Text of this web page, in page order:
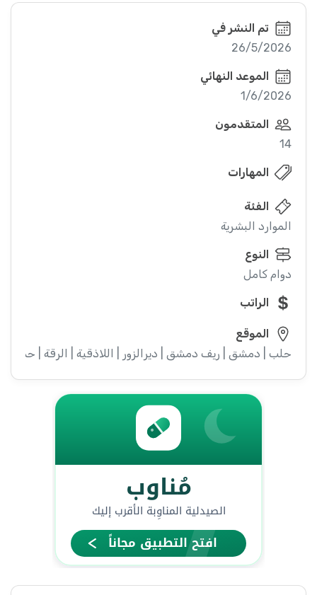
تم النشر في
26/5/2026
الموعد النهائي
1/6/2026
المتقدمون
14
المهارات
الفئة
الموارد البشرية
النوع
دوام كامل
الراتب
الموقع
حلب | دمشق | ريف دمشق | ديرالزور | اللاذقية | الرقة | حمص